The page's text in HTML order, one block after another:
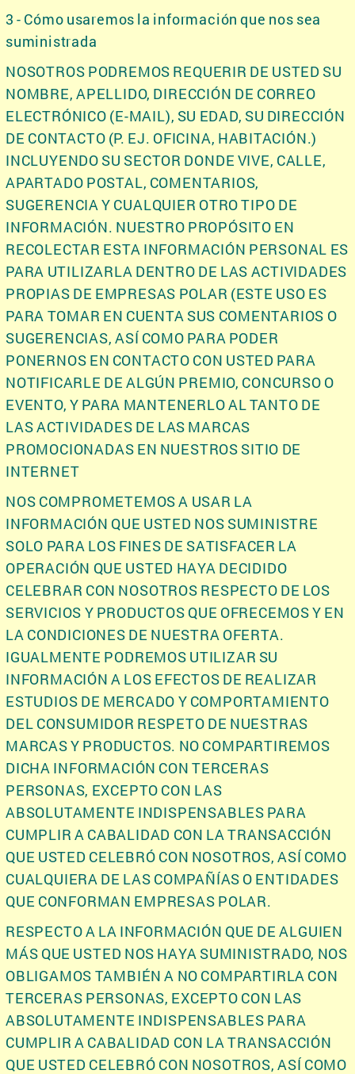
3 - Cómo usaremos la información que nos sea
suministrada
NOSOTROS PODREMOS REQUERIR DE USTED SU
NOMBRE, APELLIDO, DIRECCIÓN DE CORREO
ELECTRÓNICO (E-MAIL), SU EDAD, SU DIRECCIÓN
DE CONTACTO (P. EJ. OFICINA, HABITACIÓN.)
INCLUYENDO SU SECTOR DONDE VIVE, CALLE,
APARTADO POSTAL, COMENTARIOS,
SUGERENCIA Y CUALQUIER OTRO TIPO DE
INFORMACIÓN. NUESTRO PROPÓSITO EN
RECOLECTAR ESTA INFORMACIÓN PERSONAL ES
PARA UTILIZARLA DENTRO DE LAS ACTIVIDADES
PROPIAS DE EMPRESAS POLAR (ESTE USO ES
PARA TOMAR EN CUENTA SUS COMENTARIOS O
SUGERENCIAS, ASÍ COMO PARA PODER
PONERNOS EN CONTACTO CON USTED PARA
NOTIFICARLE DE ALGÚN PREMIO, CONCURSO O
EVENTO, Y PARA MANTENERLO AL TANTO DE
LAS ACTIVIDADES DE LAS MARCAS
PROMOCIONADAS EN NUESTROS SITIO DE
INTERNET
NOS COMPROMETEMOS A USAR LA
INFORMACIÓN QUE USTED NOS SUMINISTRE
SOLO PARA LOS FINES DE SATISFACER LA
OPERACIÓN QUE USTED HAYA DECIDIDO
CELEBRAR CON NOSOTROS RESPECTO DE LOS
SERVICIOS Y PRODUCTOS QUE OFRECEMOS Y EN
LA CONDICIONES DE NUESTRA OFERTA.
IGUALMENTE PODREMOS UTILIZAR SU
INFORMACIÓN A LOS EFECTOS DE REALIZAR
ESTUDIOS DE MERCADO Y COMPORTAMIENTO
DEL CONSUMIDOR RESPETO DE NUESTRAS
MARCAS Y PRODUCTOS. NO COMPARTIREMOS
DICHA INFORMACIÓN CON TERCERAS
PERSONAS, EXCEPTO CON LAS
ABSOLUTAMENTE INDISPENSABLES PARA
CUMPLIR A CABALIDAD CON LA TRANSACCIÓN
QUE USTED CELEBRÓ CON NOSOTROS, ASÍ COMO
CUALQUIERA DE LAS COMPAÑÍAS O ENTIDADES
QUE CONFORMAN EMPRESAS POLAR.
RESPECTO A LA INFORMACIÓN QUE DE ALGUIEN
MÁS QUE USTED NOS HAYA SUMINISTRADO, NOS
OBLIGAMOS TAMBIÉN A NO COMPARTIRLA CON
TERCERAS PERSONAS, EXCEPTO CON LAS
ABSOLUTAMENTE INDISPENSABLES PARA
CUMPLIR A CABALIDAD CON LA TRANSACCIÓN
QUE USTED CELEBRÓ CON NOSOTROS, ASÍ COMO